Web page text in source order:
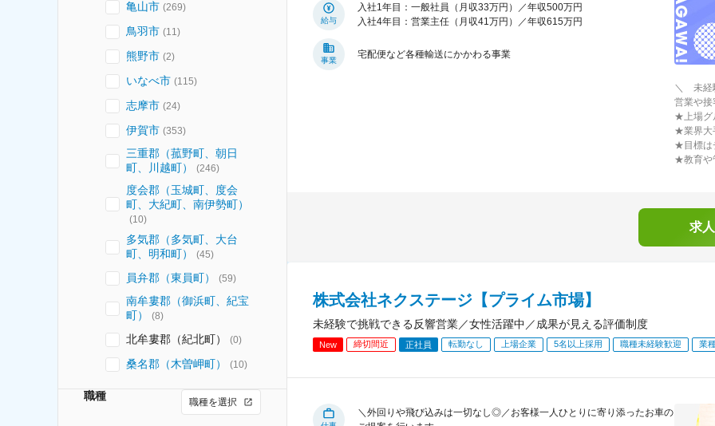
亀山市 (269)
鳥羽市 (11 )
熊野市 (2)
いなべ市 (115)
志摩市 (24)
伊賀市 (353)
三重郡（菰野町、朝日
町、川越町）
(246)
度会郡（玉城町、度会
町、大紀町、南伊勢町）
(10)
多気郡（多気町、大台
町、明和町）
(45)
員弁郡（東員町） (59)
南牟婁郡（御浜町、紀宝
町）
(8)
北牟婁郡（紀北町） (0)
桑名郡（木曽岬町） (10)
職種 職種を選択
給与
入社1年目：一般社員（月収33万円）／年収500万円
入社4年目：営業主任（月収41万円）／年収615万円
事業
宅配便など各種輸送にかかわる事業
＼ 未経
営業や接
★上場グ
★業界大
★目標は
★教育や
求
株式会社ネクステージ【プライム市場】
未経験で挑戦できる反響営業／女性活躍中／成果が見える評価制度
New 締切間近 正社員 転勤なし 上場企業 5名以上採用 職種未経験歓迎 業
＼外回りや飛び込みは一切なし◎／お客様一人ひとりに寄り添ったお車の